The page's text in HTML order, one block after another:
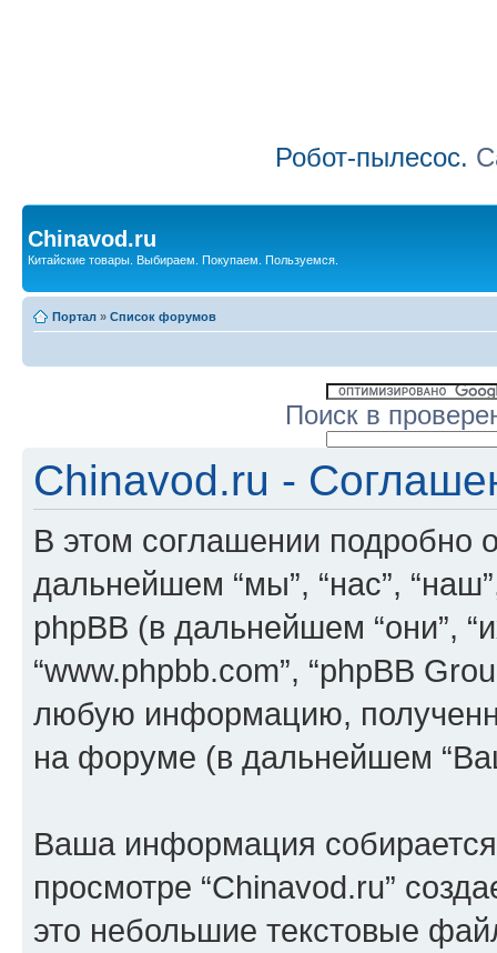
Робот-пылесос.
Chinavod.ru
Китайские товары. Выбираем. Покупаем. Пользуемся.
Портал » Список форумов
Поиск в
Chinavod.ru -
В этом соглашении подробно
дальнейшем “мы”, “нас”,
phpBB (в дальнейшем “они”,
“www.phpbb.com”, “phpBB
любую информацию,
на форуме (в дальнейшем
Ваша информация
просмотре “Chinavod.ru”
это небольшие текстовые